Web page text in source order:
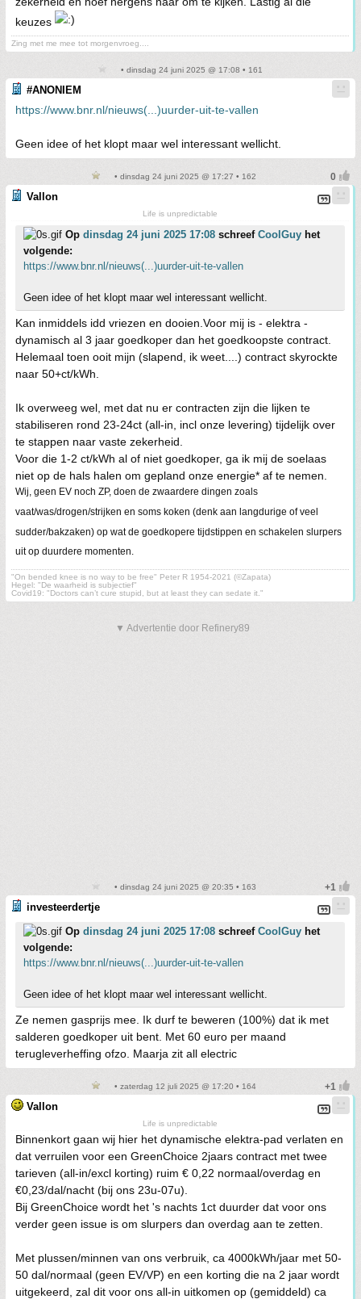
keuzes
Zing met me mee tot morgenvroeg....
• dinsdag 24 juni 2025 @ 17:08 • 161
#ANONIEM
https://www.bnr.nl/nieuws(...)uurder-uit-te-vallen
Geen idee of het klopt maar wel interessant wellicht.
• dinsdag 24 juni 2025 @ 17:27 • 162
Vallon
Life is unpredictable
Op dinsdag 24 juni 2025 17:08 schreef CoolGuy het
volgende:
https://www.bnr.nl/nieuws(...)uurder-uit-te-vallen
Geen idee of het klopt maar wel interessant wellicht.
Kan inmiddels idd vriezen en dooien.Voor mij is - elektra -
dynamisch al 3 jaar goedkoper dan het goedkoopste contract.
Helemaal toen ooit mijn (slapend, ik weet....) contract skyrockte
naar 50+ct/kWh.
Ik overweeg wel, met dat nu er contracten zijn die lijken te
stabiliseren rond 23-24ct (all-in, incl onze levering) tijdelijk over
te stappen naar vaste zekerheid.
Voor die 1-2 ct/kWh al of niet goedkoper, ga ik mij de soelaas
niet op de hals halen om gepland onze energie* af te nemen.
Wij, geen EV noch ZP, doen de zwaardere dingen zoals
vaat/was/drogen/strijken en soms koken (denk aan langdurige of veel
sudder/bakzaken) op wat de goedkopere tijdstippen en schakelen slurpers
uit op duurdere momenten.
"On bended knee is no way to be free" Peter R 1954-2021 (©Zapata)
Hegel: "De waarheid is subjectief"
Covid19: "Doctors can’t cure stupid, but at least they can sedate it."
▼ Advertentie door Refinery89
• dinsdag 24 juni 2025 @ 20:35 • 163
investeerdertje
Op dinsdag 24 juni 2025 17:08 schreef CoolGuy het
volgende:
https://www.bnr.nl/nieuws(...)uurder-uit-te-vallen
Geen idee of het klopt maar wel interessant wellicht.
Ze nemen gasprijs mee. Ik durf te beweren (100%) dat ik met
salderen goedkoper uit bent. Met 60 euro per maand
terugleverheffing ofzo. Maarja zit all electric
• zaterdag 12 juli 2025 @ 17:20 • 164
Vallon
Life is unpredictable
Binnenkort gaan wij hier het dynamische elektra-pad verlaten en
dat verruilen voor een GreenChoice 2jaars contract met twee
tarieven (all-in/excl korting) ruim € 0,22 normaal/overdag en
€0,23/dal/nacht (bij ons 23u-07u).
Bij GreenChoice wordt het 's nachts 1ct duurder dat voor ons
verder geen issue is om slurpers dan overdag aan te zetten.
Met plussen/minnen van ons verbruik, ca 4000kWh/jaar met 50-
50 dal/normaal (geen EV/VP) en een korting die na 2 jaar wordt
uitgekeerd, zal dit voor ons all-in uitkomen op (gemiddeld) ca